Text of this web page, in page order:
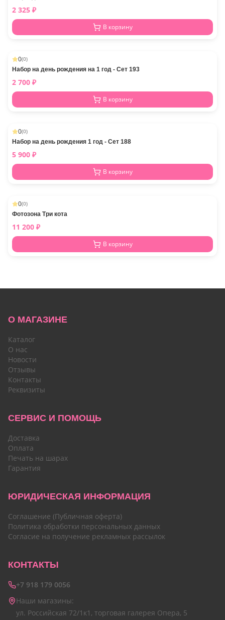
2 325 ₽
В корзину
0(0)
Набор на день рождения на 1 год - Сет 193
2 700 ₽
В корзину
0(0)
Набор на день рождения 1 год - Сет 188
5 900 ₽
В корзину
0(0)
Фотозона Три кота
11 200 ₽
В корзину
О МАГАЗИНЕ
Каталог
О нас
Новости
Отзывы
Контакты
Реквизиты
СЕРВИС И ПОМОЩЬ
Доставка
Оплата
Печать на шарах
Гарантия
ЮРИДИЧЕСКАЯ ИНФОРМАЦИЯ
Соглашение (Публичная оферта)
Политика обработки персональных данных
Согласие на получение рекламных рассылок
КОНТАКТЫ
+7 918 179 0056
Наши магазины:
ул. Российская 72/1к1, торговая галерея Опера, 5